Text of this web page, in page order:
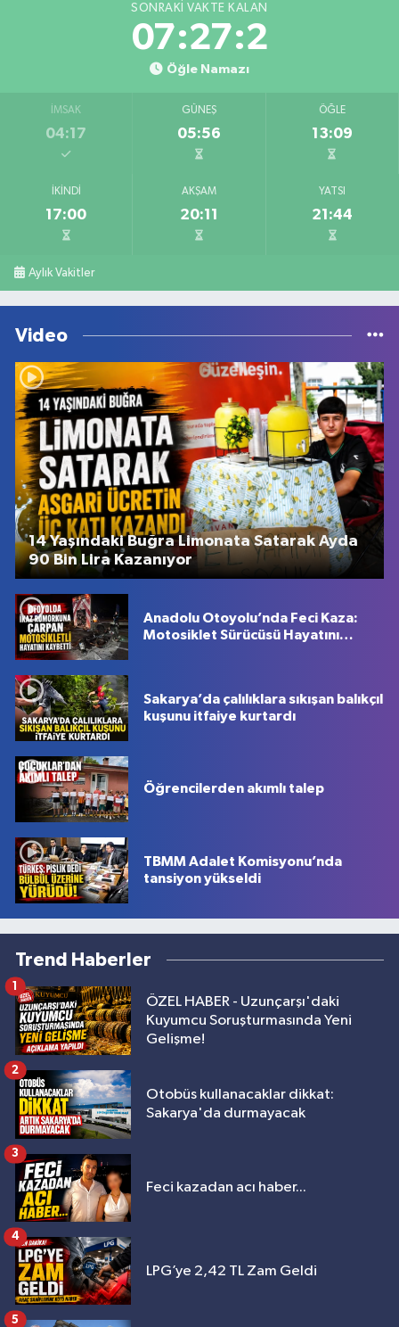
SONRAKI VAKTE KALAN
07:27:2
Öğle Namazı
İMSAK
04:17
GÜNEŞ
05:56
ÖĞLE
13:09
İKINDI
17:00
AKŞAM
20:11
YATSI
21:44
Aylık Vakitler
Video
14 Yaşındaki Buğra Limonata Satarak Ayda
90 Bin Lira Kazanıyor
Anadolu Otoyolu’nda Feci Kaza:
Motosiklet Sürücüsü Hayatını
Sakarya’da çalılıklara sıkışan balıkçıl
kuşunu itfaiye kurtardı
Öğrencilerden akımlı talep
TBMM Adalet Komisyonu’nda
tansiyon yükseldi
Trend Haberler
ÖZEL HABER - Uzunçarşı'daki
Kuyumcu Soruşturmasında Yeni
Gelişme!
1
Otobüs kullanacaklar dikkat:
Sakarya'da durmayacak
2
Feci kazadan acı haber...
3
LPG’ye 2,42 TL Zam Geldi
4
5